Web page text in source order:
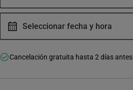
Seleccionar fecha y hora
Cancelación gratuita hasta 2 días antes